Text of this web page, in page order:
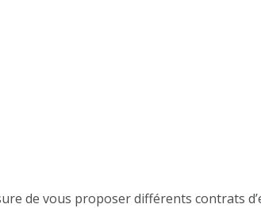
de vous proposer différents contrats